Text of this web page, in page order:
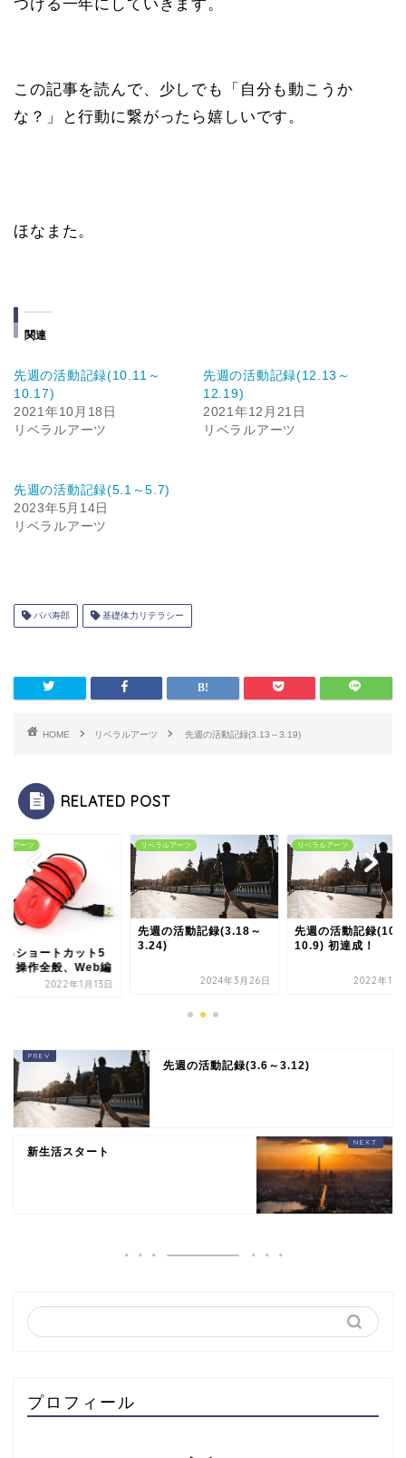
つける一年にしていきます。
この記事を読んで、少しでも「自分も動こうか
な？」と行動に繋がったら嬉しいです。
ほなまた。
関連
先週の活動記録(10.11～
10.17)
2021年10月18日
リベラルアーツ
先週の活動記録(12.13～
12.19)
2021年12月21日
リベラルアーツ
先週の活動記録(5.1～5.7)
2023年5月14日
リベラルアーツ
パパ寿郎 基礎体力リテラシー
HOME リベラルアーツ 先週の活動記録(3.13～3.19)
RELATED POST
ルアーツ
るショートカット5
操作全般、Web編
2022年1月13日
リベラルアーツ
先週の活動記録(3.18～
3.24)
2024年3月26日
リベラルアーツ
先週の活動記録
10.9) 初達成！
2022年10
先週の活動記録(3.6～3.12)
新生活スタート
プロフィール